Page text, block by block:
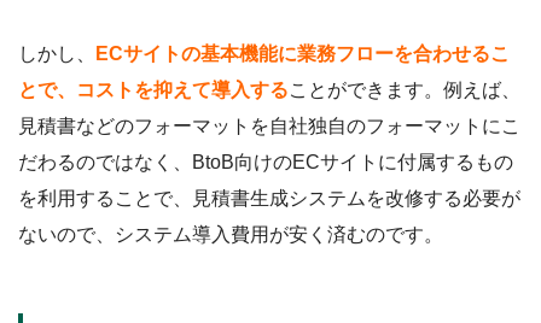
しかし、
ECサイトの基本機能に業務フローを合わせるこ
とで、コストを抑えて導入することができます。例えば、
見積書などのフォーマットを自社独自のフォーマットにこ
だわるのではなく、BtoB向けのECサイトに付属するもの
を利用することで、見積書生成システムを改修する必要が
ないので、システム導入費用が安く済むのです。